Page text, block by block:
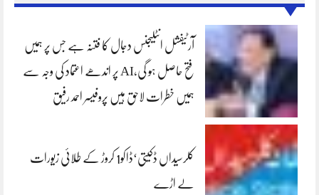
آرٹیفشل انٹلیجنس دجال کا فتنہ ہے جس پر ہمیں
فتح حاصل ہو گی،AI پر اندھے اعتماد کی وجہ سے
ہمیں خطرات لاحق ہیں پروفیسر احمد رفیق
کلرسیداں ڈکیتی‘ڈاکو1 کروڑ کے طلائی زیورات
لے اڑے